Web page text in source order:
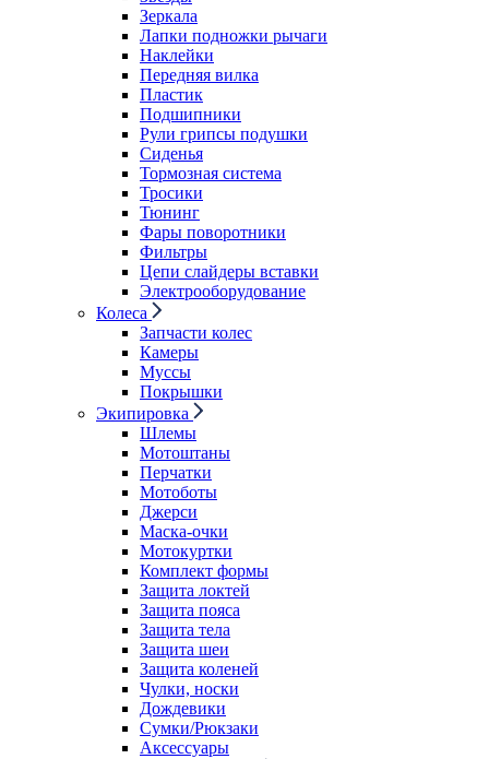
Зеркала
Лапки подножки рычаги
Наклейки
Передняя вилка
Пластик
Подшипники
Рули грипсы подушки
Сиденья
Тормозная система
Тросики
Тюнинг
Фары поворотники
Фильтры
Цепи слайдеры вставки
Электрооборудование
Колеса
Запчасти колес
Камеры
Муссы
Покрышки
Экипировка
Шлемы
Мотоштаны
Перчатки
Мотоботы
Джерси
Маска-очки
Мотокуртки
Комплект формы
Защита локтей
Защита пояса
Защита тела
Защита шеи
Защита коленей
Чулки, носки
Дождевики
Сумки/Рюкзаки
Аксессуары